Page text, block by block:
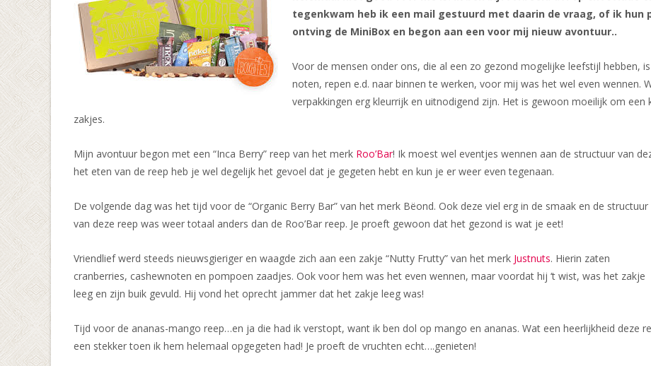
tegenkwam heb ik een mail gestuurd met daarin de vraag, of ik
ontving de MiniBox en begon aan een voor mij nieuw avontuur..
Voor de mensen onder ons, die al een zo gezond mogelijke leefstijl hebben,
noten, repen e.d. naar binnen te werken, voor mij was het wel even wennen.
verpakkingen erg kleurrijk en uitnodigend zijn. Het is gewoon moeilijk om
zakjes.
Mijn avontuur begon met een “Inca Berry” reep van het merk Roo’Bar! Ik moest wel eventjes wennen aan de structuur van
het eten van de reep heb je wel degelijk het gevoel dat je gegeten hebt en kun je er weer even tegenaan.
De volgende dag was het tijd voor de “Organic Berry Bar” van het merk Bëond. Ook deze viel erg in de smaak en de structuur
van deze reep was weer totaal anders dan de Roo’Bar reep. Je proeft gewoon dat het gezond is wat je eet!
Vriendlief werd steeds nieuwsgieriger en waagde zich aan een zakje “Nutty Frutty” van het merk Justnuts. Hierin zaten
cranberries, cashewnoten en pompoen zaadjes. Ook voor hem was het even wennen, maar voordat hij ‘t wist, was het zakje
leeg en zijn buik gevuld. Hij vond het oprecht jammer dat het zakje leeg was!
Tijd voor de ananas-mango reep…en ja die had ik verstopt, want ik ben dol op mango en ananas. Wat een heerlijkheid deze
een stekker toen ik hem helemaal opgegeten had! Je proeft de vruchten echt….genieten!